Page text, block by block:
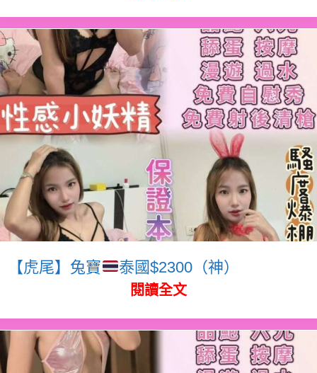
【虎尾】兔寶 泰國$2300（神）
閱讀全文